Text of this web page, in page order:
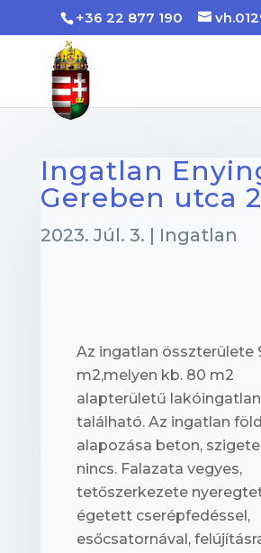
+36 22 877 190
Ingatlan
Gereben utca
2023. Júl. 3. | Ingatlan
Az ingatlan összterülete
m2,melyen kb. 80 m2
alapterületű lakóingatlan
található. Az ingatlan
alapozása beton,
nincs. Falazata vegyes,
tetőszerkezete
égetett cserépfedéssel,
esőcsatornával,